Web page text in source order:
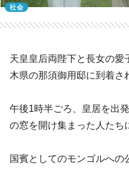
社会
天皇皇后両陛下と長女の愛
木県の那須御用邸に到着さ
午後1時半ごろ、皇居を出
の窓を開け集まった人たち
国賓としてのモンゴルへの